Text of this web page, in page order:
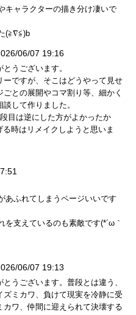
キャラクターの描き分け凄いで
(≧∇≦)b
06/07 19:16
うございます。
ーですが、そこはどうやって見せ
ごとの展開やコマ割り等、細かく
して作りました。
目は逆にした方がよかったか
る時はリメイクしようと思いま
あふれてしまうページいいです
を支えているのも素敵です(*´ω｀
06/07 19:13
とうございます。普段とは違う、
ズミカワ、負けて現実を冷静に受
カワ、仲間に迎えられて決壊する